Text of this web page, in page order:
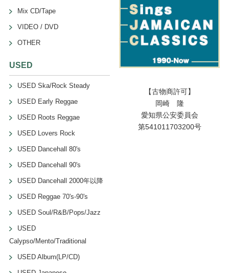
Mix CD/Tape
VIDEO / DVD
OTHER
USED
USED Ska/Rock Steady
USED Early Reggae
USED Roots Reggae
USED Lovers Rock
USED Dancehall 80's
USED Dancehall 90's
USED Dancehall 2000年以降
USED Reggae 70's-90's
USED Soul/R&B/Pops/Jazz
USED
Calypso/Mento/Traditional
USED Album(LP/CD)
【古物商許可】
岡崎 隆
愛知県公安委員会
第541011703200号